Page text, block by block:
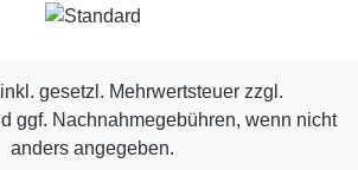
gesetzl. Mehrwertsteuer zzgl.
ggf. Nachnahmegebühren, wenn nicht
anders angegeben.